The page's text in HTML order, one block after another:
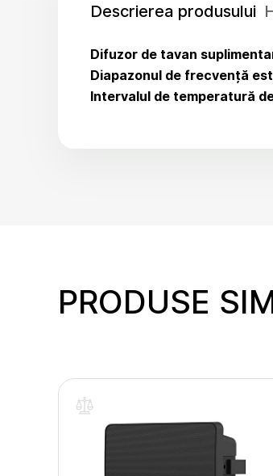
Descrierea produsului
Difuzor de tavan
Diapazonul de frecvență
Intervalul de temperatură
PRODUSE